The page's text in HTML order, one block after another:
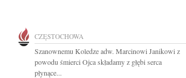
CZĘSTOCHOWA
Szanownemu Koledze adw. Marcinowi Janikowi z
powodu śmierci Ojca składamy z głębi serca
płynące...